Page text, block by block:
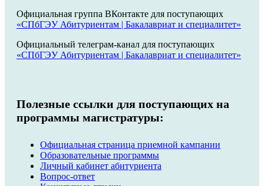
Официальная группа ВКонтакте для поступающих
«СПбГЭУ Абитуриентам | Бакалавриат и специалитет»
Официальный телеграм-канал для поступающих
«СПбГЭУ Абитуриентам | Бакалавриат и специалитет»
Полезные ссылки для поступающих на
программы магистратуры:
Официальная страница приемной кампании
Образовательные программы
Личный кабинет абитуриента
Вопрос-ответ